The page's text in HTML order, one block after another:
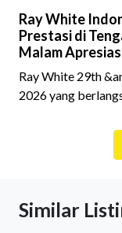
Ray White
Prestasi di
Malam
Ray White 29th
2026 yang
istimewa bagi
Lebih dari 400
menghidupkan
Similar